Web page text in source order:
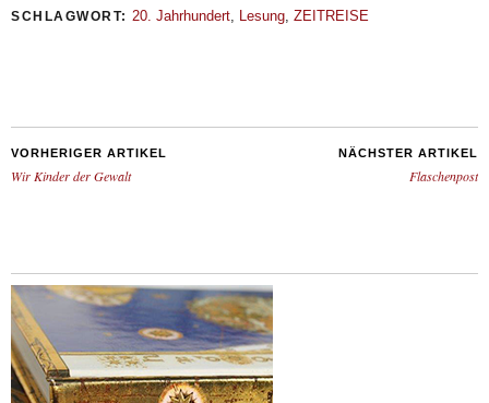
SCHLAGWORT: 20. Jahrhundert, Lesung, ZEITREISE
VORHERIGER ARTIKEL
Wir Kinder der Gewalt
NÄCHSTER ARTIKEL
Flaschenpost